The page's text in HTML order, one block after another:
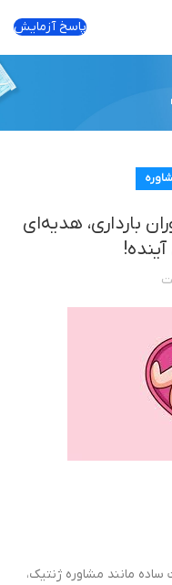
پاسخ آزمایش
بارداری، هدیه‌ای
ساده مانند مشاوره ژنتیک،